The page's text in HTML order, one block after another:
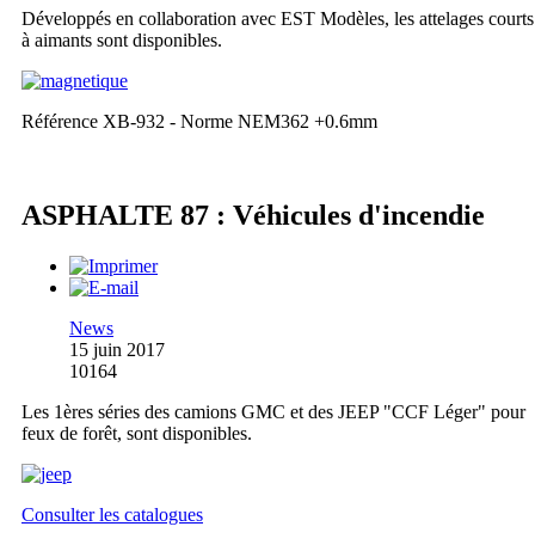
Développés en collaboration avec EST Modèles, les attelages courts
à aimants sont disponibles.
Référence XB-932 - Norme NEM362 +0.6mm
ASPHALTE 87 : Véhicules d'incendie
News
15 juin 2017
10164
Les 1ères séries des camions GMC et des JEEP "CCF Léger" pour
feux de forêt, sont disponibles.
Consulter les catalogues